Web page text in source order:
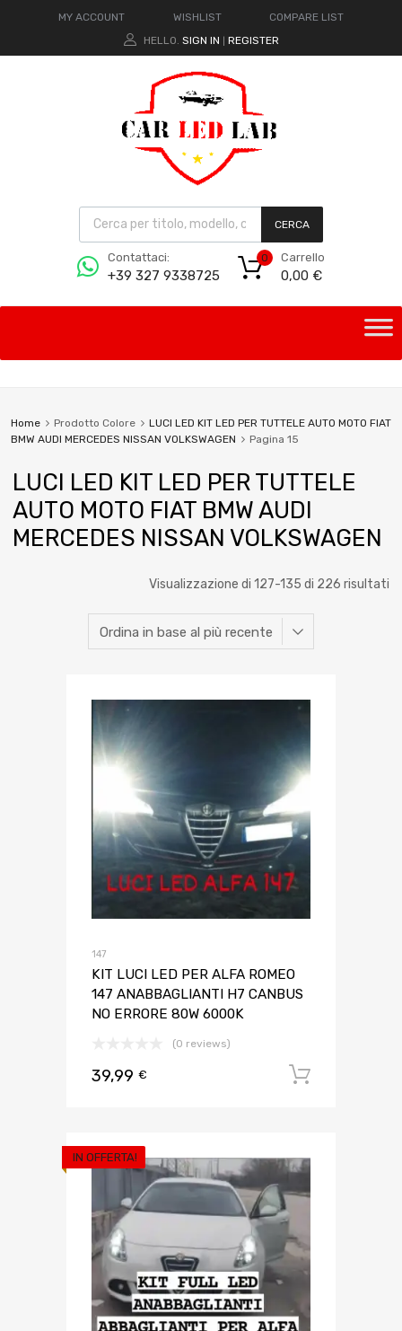
MY ACCOUNT WISHLIST
COMPARE LIST
HELLO. SIGN IN REGISTER
CERCA
Contattaci:
+39 327 9338725
Carrello
0,00 €
0
Home Prodotto Colore
LUCI LED KIT LED PER TUTTELE AUTO MOTO FIAT
BMW AUDI MERCEDES NISSAN VOLKSWAGEN
Pagina 15
LUCI LED KIT LED PER TUTTELE
AUTO MOTO FIAT BMW AUDI
MERCEDES NISSAN VOLKSWAGEN
Visualizzazione di 127-135 di 226 risultati
147
KIT LUCI LED PER ALFA ROMEO
147 ANABBAGLIANTI H7 CANBUS
NO ERRORE 80W 6000K
(0 reviews)
39,99 €
IN OFFERTA!